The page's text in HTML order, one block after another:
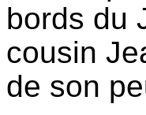
bords du
cousin
de son